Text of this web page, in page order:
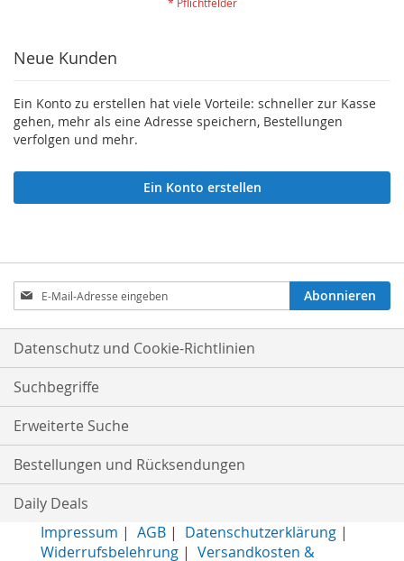
Neue Kunden
Ein Konto zu erstellen hat viele Vorteile: schneller zur Kasse
gehen, mehr als eine Adresse speichern, Bestellungen
verfolgen und mehr.
Ein Konto erstellen
Anmeldung
zum
Newsletter:
Abonnieren
Datenschutz und Cookie-Richtlinien
Suchbegriffe
Erweiterte Suche
Bestellungen und Rücksendungen
Daily Deals
Impressum | AGB| Datenschutzerklärung|
Widerrufsbelehrung| Versandkosten &